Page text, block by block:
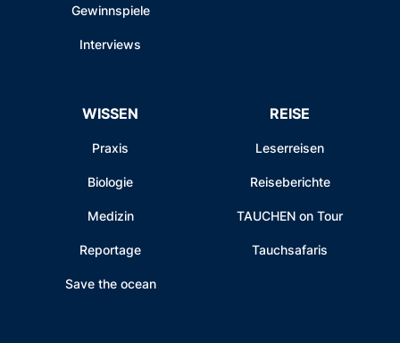
Gewinnspiele
Interviews
WISSEN
Praxis
Biologie
Medizin
Reportage
Save the ocean
REISE
Leserreisen
Reiseberichte
TAUCHEN on Tour
Tauchsafaris